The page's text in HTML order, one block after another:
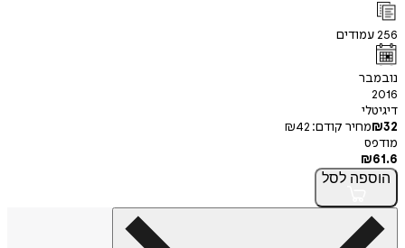
256עמודים
נובמבר
2016
דיגיטלי
₪32 מחיר קודם: ₪42
מודפס
₪61.6
הוספה לסל